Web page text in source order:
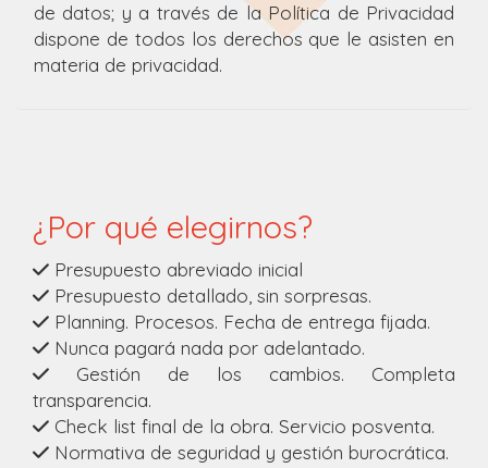
de datos; y a través de la Política de Privacidad
dispone de todos los derechos que le asisten en
materia de privacidad.
¿Por qué elegirnos?
Presupuesto abreviado inicial
Presupuesto detallado, sin sorpresas.
Planning. Procesos. Fecha de entrega fijada.
Nunca pagará nada por adelantado.
Gestión de los cambios. Completa
transparencia.
Check list final de la obra. Servicio posventa.
Normativa de seguridad y gestión burocrática.